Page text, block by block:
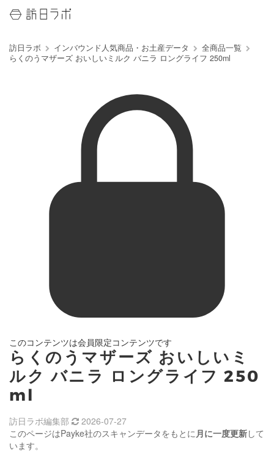
訪日ラボ インバウンド人気商品・お土産データ
全商品一覧
らくのうマザーズ おいしいミルク バニラ ロングライフ 250ml
このコンテンツは会員限定コンテンツです
らくのうマザーズ おいしいミ
ルク バニラ ロングライフ 250
ml
このページはPayke社のスキャンデータをもとに月に一度更新して
います。
訪日ラボ編集部 2026-07-27